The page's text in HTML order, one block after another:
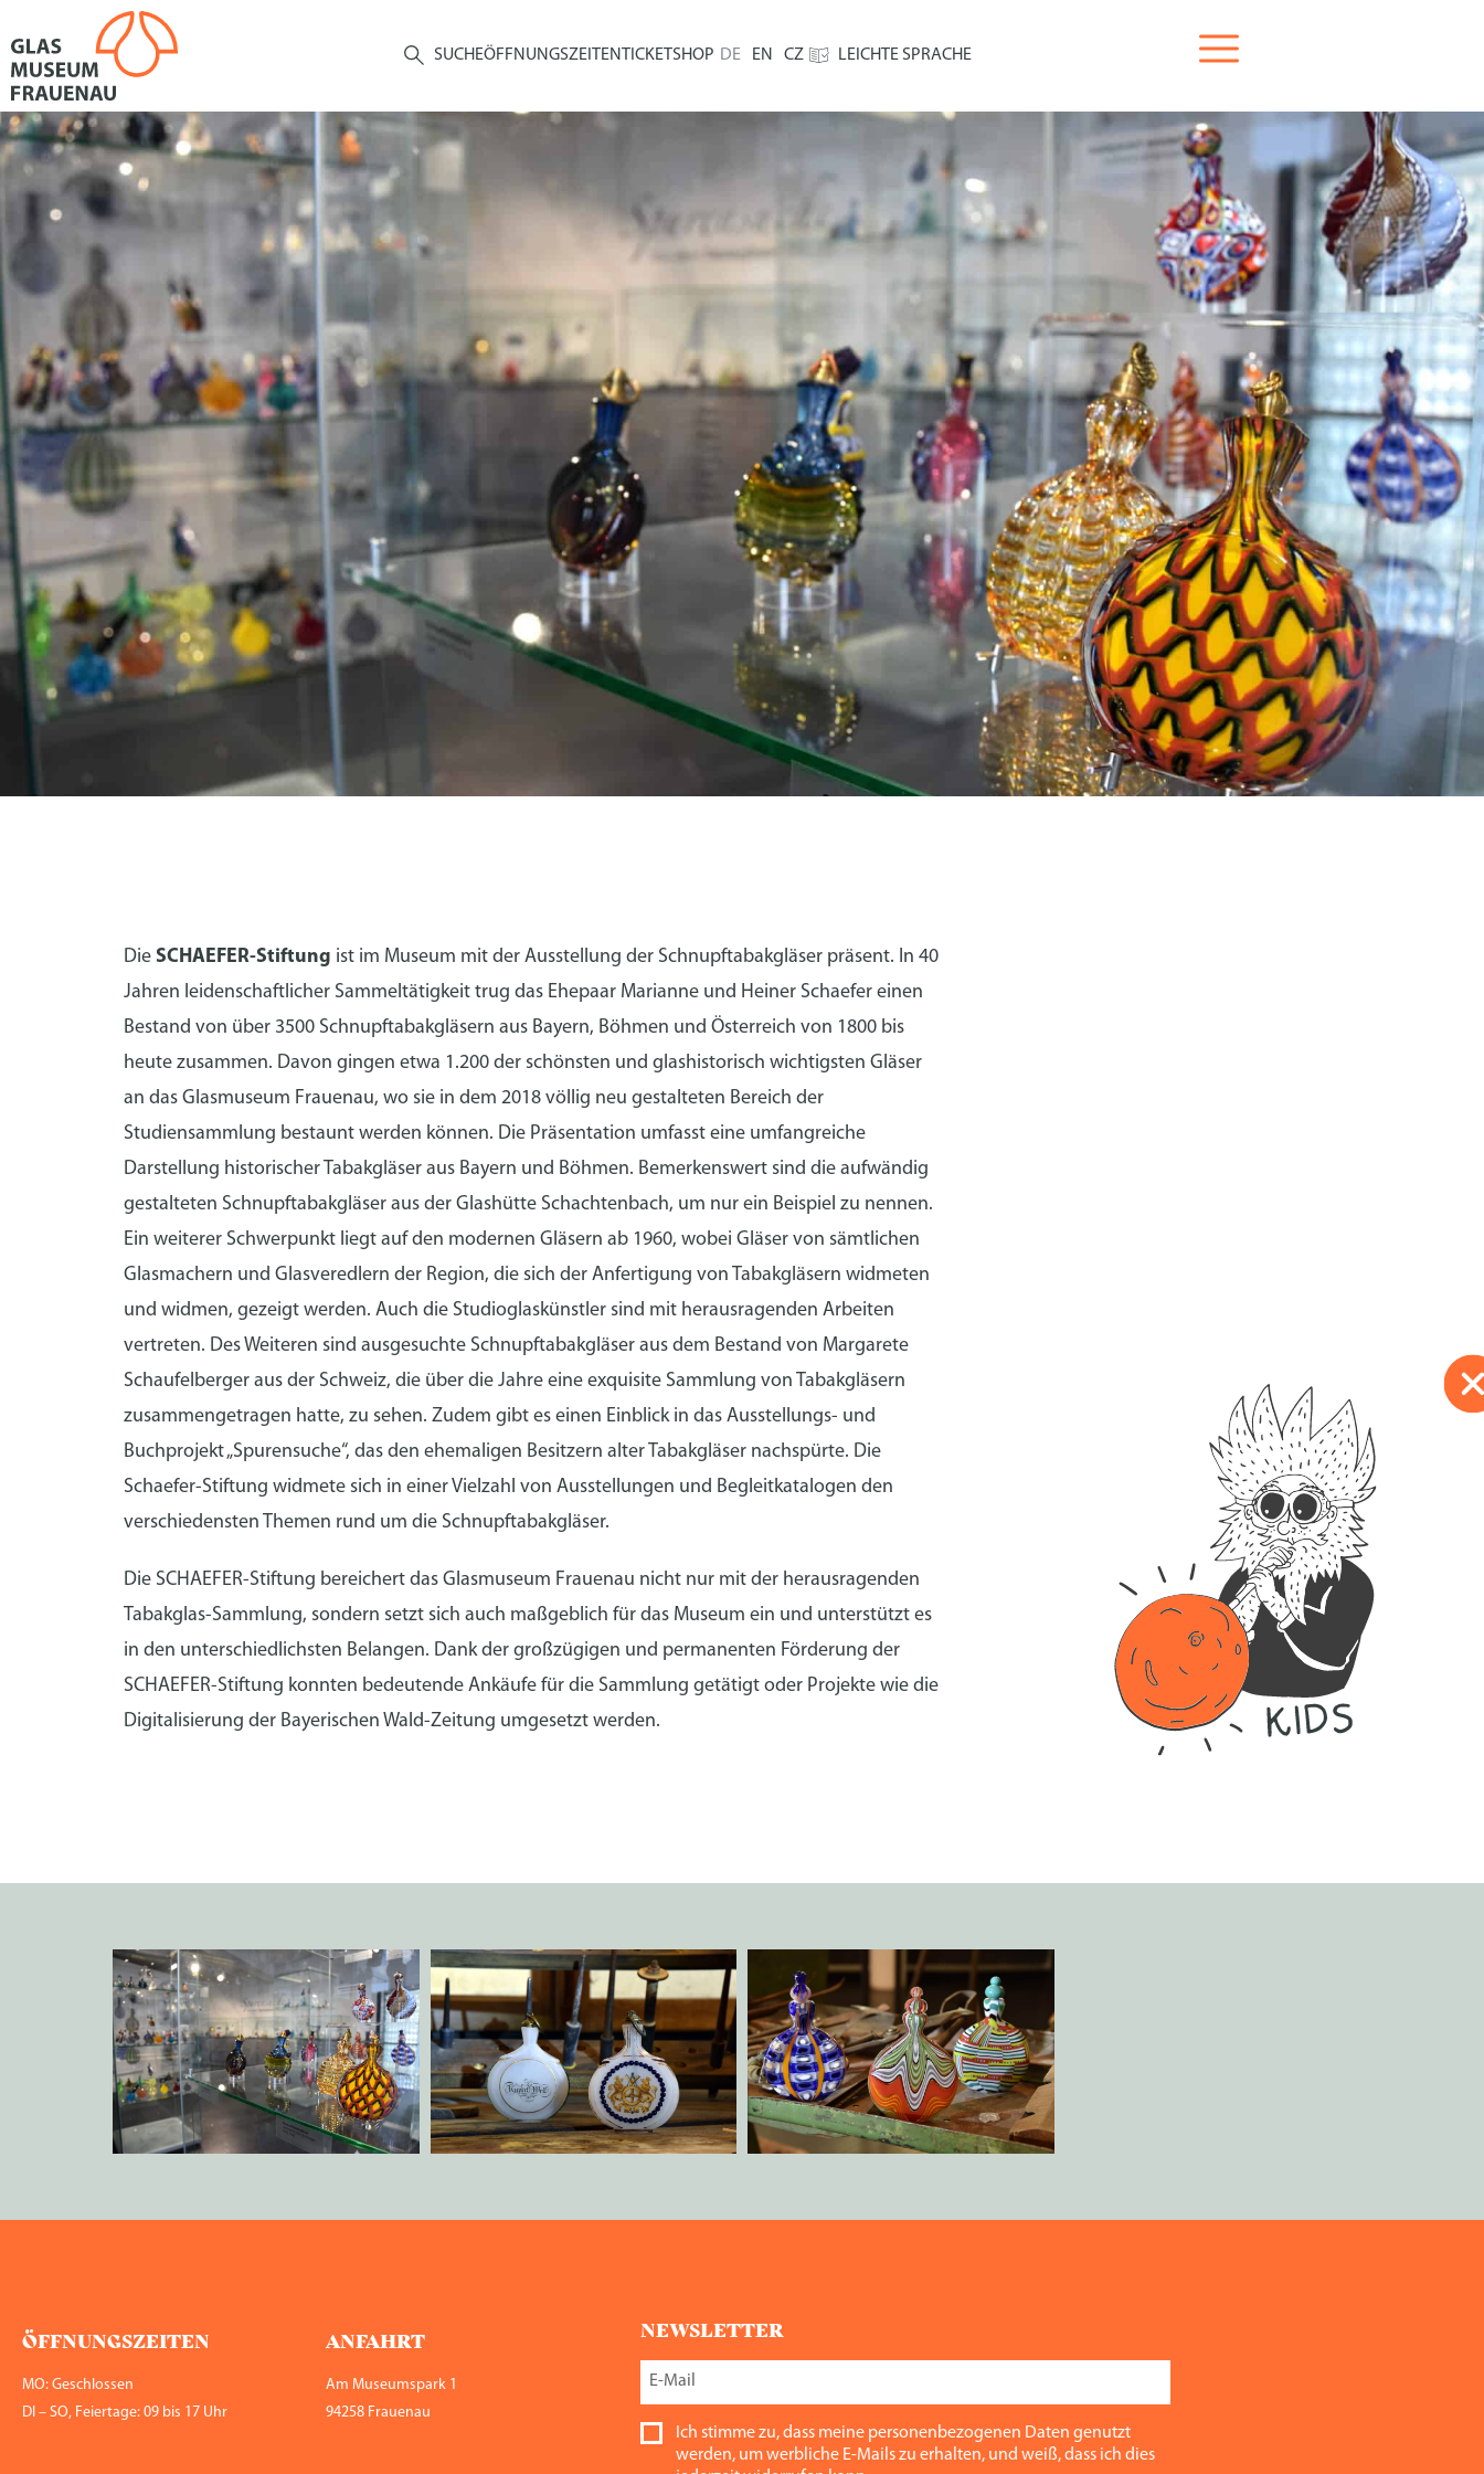
SUCHEÖFFNUNGSZEITENTICKETSHOP DE EN CZ LEICHTE SPRACHE
Die SCHAEFER-Stiftung ist im Museum mit der Ausstellung der Schnupftabakgläser präsent. In 40
Jahren leidenschaftlicher Sammeltätigkeit trug das Ehepaar Marianne und Heiner Schaefer einen
Bestand von über 3500 Schnupftabakgläsern aus Bayern, Böhmen und Österreich von 1800 bis
heute zusammen. Davon gingen etwa 1.200 der schönsten und glashistorisch wichtigsten Gläser
an das Glasmuseum Frauenau, wo sie in dem 2018 völlig neu gestalteten Bereich der
Studiensammlung bestaunt werden können. Die Präsentation umfasst eine umfangreiche
Darstellung historischer Tabakgläser aus Bayern und Böhmen. Bemerkenswert sind die aufwändig
gestalteten Schnupftabakgläser aus der Glashütte Schachtenbach, um nur ein Beispiel zu nennen.
Ein weiterer Schwerpunkt liegt auf den modernen Gläsern ab 1960, wobei Gläser von sämtlichen
Glasmachern und Glasveredlern der Region, die sich der Anfertigung von Tabakgläsern widmeten
und widmen, gezeigt werden. Auch die Studioglaskünstler sind mit herausragenden Arbeiten
vertreten. Des Weiteren sind ausgesuchte Schnupftabakgläser aus dem Bestand von Margarete
Schaufelberger aus der Schweiz, die über die Jahre eine exquisite Sammlung von Tabakgläsern
zusammengetragen hatte, zu sehen. Zudem gibt es einen Einblick in das Ausstellungs- und
Buchprojekt „Spurensuche“, das den ehemaligen Besitzern alter Tabakgläser nachspürte. Die
Schaefer-Stiftung widmete sich in einer Vielzahl von Ausstellungen und Begleitkatalogen den
verschiedensten Themen rund um die Schnupftabakgläser.
Die SCHAEFER-Stiftung bereichert das Glasmuseum Frauenau nicht nur mit der herausragenden
Tabakglas-Sammlung, sondern setzt sich auch maßgeblich für das Museum ein und unterstützt es
in den unterschiedlichsten Belangen. Dank der großzügigen und permanenten Förderung der
SCHAEFER-Stiftung konnten bedeutende Ankäufe für die Sammlung getätigt oder Projekte wie die
Digitalisierung der Bayerischen Wald-Zeitung umgesetzt werden.
ÖFFNUNGS­ZEITEN
MO: Geschlossen
DI – SO, Feiertage: 09 bis 17 Uhr
ANFAHRT
Am Museumspark 1
94258 Frauenau
NEWSLETTER
Ich stimme zu, dass meine personenbezogenen Daten genutzt
werden, um werbliche E-Mails zu erhalten, und weiß, dass ich dies